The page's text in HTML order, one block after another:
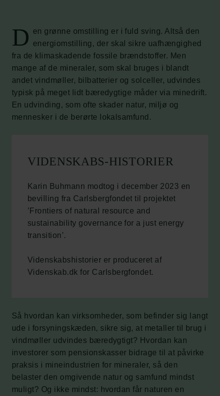
D
en grønne omstilling er i fuld sving. Altså den
energiomstilling, der skal sikre uafhængighed
fra de klimaskadende fossile brændstoffer. Men
mange af de mineraler, som skal bruges i blandt
andet vindmøller, bilbatterier og solceller, udvindes
typisk på meget lidt bæredygtige måder via minedrift.
En udvinding, som ofte skader natur, miljø og
mennesker i de berørte lokalsamfund.
VIDENSKABS-HISTORIER
Karin Buhmann modtog i december 2023 en
bevilling fra Carlsbergfondet til projektet
’Frontiers of natural resource and
sustainability governance for a just energy
transition’.
Videnskabshistorier er produceret af
Videnskab.dk for Carlsbergfondet.
Så hvordan kan virksomheder, som befinder sig langt
ude i forsyningskæden, sikre sig, at metaller til brug i
vindmøller udvindes bæredygtigt? Hvordan kan
investorer som pensionskasser bidrage til at påvirke
praksis i mineindustrien for mineraler, så den
belaster den omgivende natur og samfund mindst
muligt? Og ikke mindst: hvordan får naturen en